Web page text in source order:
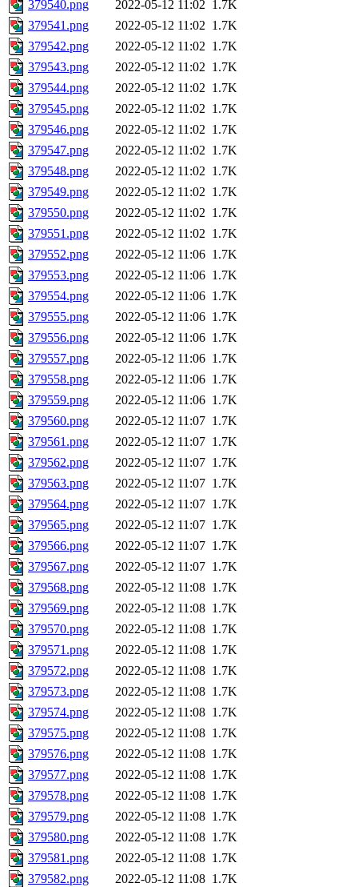
379540.png 2022-05-12 11:02 1.7K
379541.png
2022-05-12 11:02 1.7K
379542.png
2022-05-12 11:02 1.7K
379543.png
2022-05-12 11:02 1.7K
379544.png
2022-05-12 11:02 1.7K
379545.png
2022-05-12 11:02 1.7K
379546.png
2022-05-12 11:02 1.7K
379547.png
2022-05-12 11:02 1.7K
379548.png
2022-05-12 11:02 1.7K
379549.png
2022-05-12 11:02 1.7K
379550.png
2022-05-12 11:02 1.7K
379551.png
2022-05-12 11:02 1.7K
379552.png
2022-05-12 11:06 1.7K
379553.png
2022-05-12 11:06 1.7K
379554.png
2022-05-12 11:06 1.7K
379555.png
2022-05-12 11:06 1.7K
379556.png
2022-05-12 11:06 1.7K
379557.png
2022-05-12 11:06 1.7K
379558.png
2022-05-12 11:06 1.7K
379559.png
2022-05-12 11:06 1.7K
379560.png
2022-05-12 11:07 1.7K
379561.png
2022-05-12 11:07 1.7K
379562.png
2022-05-12 11:07 1.7K
379563.png
2022-05-12 11:07 1.7K
379564.png
2022-05-12 11:07 1.7K
379565.png
2022-05-12 11:07 1.7K
379566.png
2022-05-12 11:07 1.7K
379567.png
2022-05-12 11:07 1.7K
379568.png
2022-05-12 11:08 1.7K
379569.png
2022-05-12 11:08 1.7K
379570.png
2022-05-12 11:08 1.7K
379571.png
2022-05-12 11:08 1.7K
379572.png
2022-05-12 11:08 1.7K
379573.png
2022-05-12 11:08 1.7K
379574.png
2022-05-12 11:08 1.7K
379575.png
2022-05-12 11:08 1.7K
379576.png
2022-05-12 11:08 1.7K
379577.png
2022-05-12 11:08 1.7K
379578.png
2022-05-12 11:08 1.7K
379579.png
2022-05-12 11:08 1.7K
379580.png
2022-05-12 11:08 1.7K
379581.png
2022-05-12 11:08 1.7K
379582.png
2022-05-12 11:08 1.7K